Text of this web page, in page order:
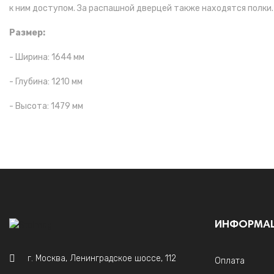
к ним доступом. За распашной дверцей также находятся
Размер:
- Ширина: 1644 мм
- Глубина: 1210 мм
- Высота: 1479 мм
г. Москва, Ленинградское шоссе, 112 Оплата